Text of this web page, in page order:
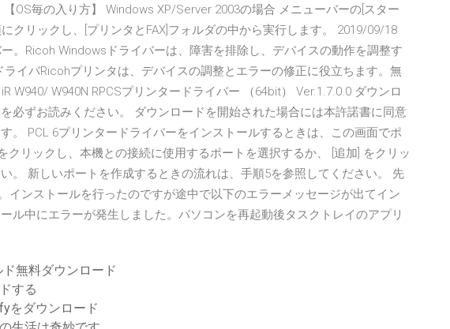
OS毎の入り方】 Windows XP/Server 2003の場合 メニューバーの[スター
にクリックし、[プリンタとFAX]フォルダの中から実行します。 2019/09/18
。Ricoh Windowsドライバーは、障害を排除し、デバイスの動作を調整す
イバRicohプリンタは、デバイスの調整とエラーの修正に役立ちます。無
W940/ W940N RPCSプリンタードライバー （64bit） Ver.1.7.0.0 ダウンロ
必ずお読みください。 ダウンロードを開始された場合には本許諾書に同意
。 PCL 6プリンタードライバーをインストールするときは、この画面でポ
クリックし、本機との接続に使用するポートを選択するか、 [追加] をクリッ
。 新しいポートを作成するときの流れは、手順5を参照してください。 先
インストールを行ったのですが途中で以下のエラーメッセージが出てイン
ル中にエラーが発生しました。パソコンを再起動後タスクトレイのアプリ
無料ダウンロード
する
をダウンロード